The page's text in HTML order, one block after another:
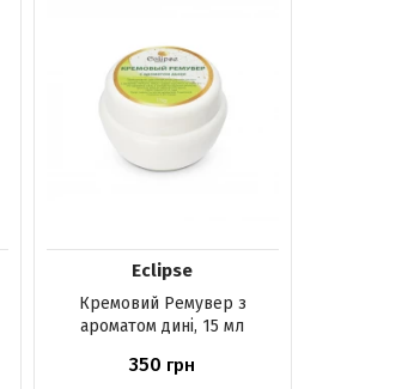
Eclipse
Кремовий Ремувер з
ароматом дині, 15 мл
350 грн